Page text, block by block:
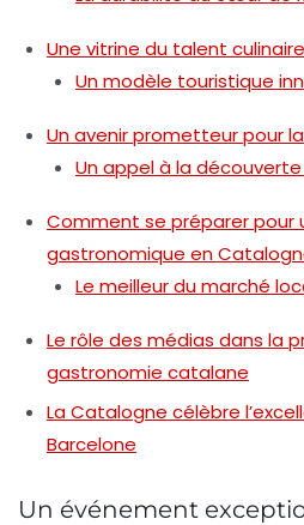
Une vitrine du talent culinaire
Un modèle touristique
Un avenir prometteur pour
Un appel à la
Comment se préparer pour
gastronomique en
Le meilleur du marché
Le rôle des médias dans la
gastronomie catalane
La Catalogne célèbre
Barcelone
Un événement